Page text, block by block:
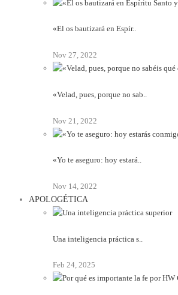
«El os bautizará en Espír..
Nov 27, 2022
«Velad, pues, porque no sab..
Nov 21, 2022
«Yo te aseguro: hoy estará..
Nov 14, 2022
APOLOGÉTICA
Una inteligencia práctica s..
Feb 24, 2025